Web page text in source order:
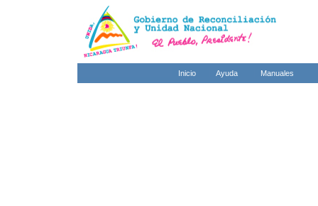
Inicio Ayuda Manuales